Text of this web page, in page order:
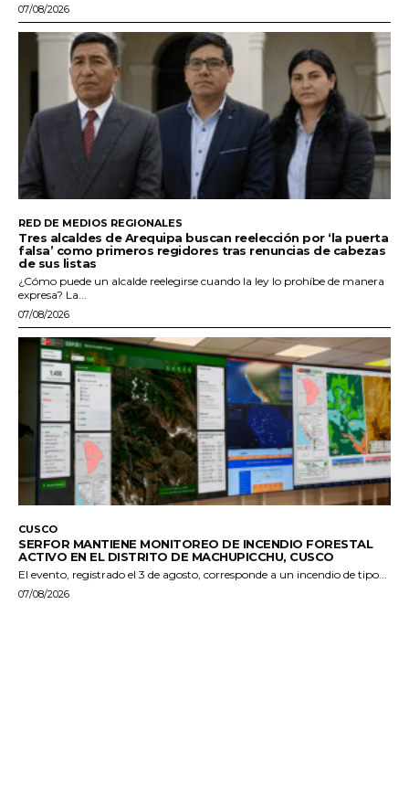
07/08/2026
RED DE MEDIOS REGIONALES
Tres alcaldes de Arequipa buscan reelección por ‘la puerta
falsa’ como primeros regidores tras renuncias de cabezas
de sus listas
¿Cómo puede un alcalde reelegirse cuando la ley lo prohíbe de manera
expresa? La...
07/08/2026
CUSCO
SERFOR MANTIENE MONITOREO DE INCENDIO FORESTAL
ACTIVO EN EL DISTRITO DE MACHUPICCHU, CUSCO
El evento, registrado el 3 de agosto, corresponde a un incendio de tipo...
07/08/2026